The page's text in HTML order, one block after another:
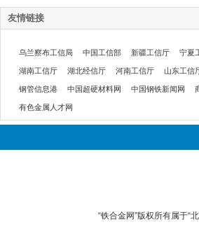
友情链接
乌兰察布工信局 中国工信部 新疆工信厅 宁夏
湖南工信厅 湖北经信厅 河南工信厅 山东工信
钢管信息港 中国超硬材料网 中国钢铁新闻网
有色金属人才网
“铁合金网”版权所有属于“